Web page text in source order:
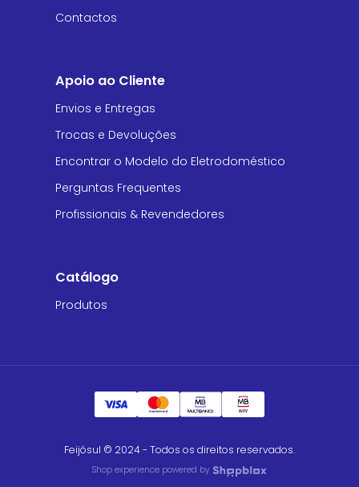
Contactos
Apoio ao Cliente
Envios e Entregas
Trocas e Devoluções
Encontrar o Modelo do Eletrodoméstico
Perguntas Frequentes
Profissionais & Revendedores
Catálogo
Produtos
Feijósul © 2024 - Todos os direitos reservados.
Shop experience powered by